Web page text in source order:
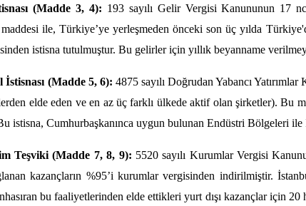
(Madde 3, 4): 193 sayılı Gelir Vergisi Kanununun 17
ile, Türkiye’ye yerleşmeden önceki son üç yılda
istisna tutulmuştur. Bu gelirler için yıllık beyanname
(Madde 5, 6): 4875 sayılı Doğrudan Yabancı
elde eden ve en az üç farklı ülkede aktif olan şirketler). Bu
istisna, Cumhurbaşkanınca uygun bulunan Endüstri Bölgeleri
Teşviki (Madde 7, 8, 9): 5520 sayılı Kurumlar Vergisi
kazançların %95’i kurumlar vergisinden indirilmiştir.
bu faaliyetlerinden elde ettikleri yurt dışı kazançlar için